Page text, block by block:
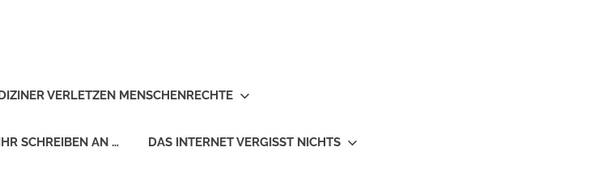
VERLETZEN MENSCHENRECHTE
SCHREIBEN AN … DAS INTERNET VERGISST NICHTS